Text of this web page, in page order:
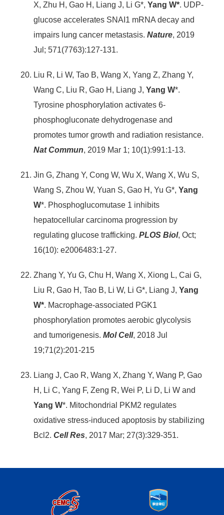
X, Zhu H, Gao H, Liang J, Li G*,Yang W*. UDP-
glucose accelerates SNAI1 mRNA decay and
impairs lung cancer metastasis.Nature, 2019
Jul; 571(7763):127-131.
Liu R, Li W, Tao B, Wang X, Yang Z, Zhang Y,
Wang C, Liu R, Gao H, Liang J,Yang W*.
Tyrosine phosphorylation activates 6-
phosphogluconate dehydrogenase and
promotes tumor growth and radiation resistance.
Nat Commun, 2019 Mar 1; 10(1):991:1-13.
Jin G, Zhang Y, Cong W, Wu X, Wang X, Wu S,
Wang S, Zhou W, Yuan S, Gao H, Yu G*,Yang
W*. Phosphoglucomutase 1 inhibits
hepatocellular carcinoma progression by
regulating glucose trafficking.PLOS Biol, Oct;
16(10): e2006483:1-27.
Zhang Y, Yu G, Chu H, Wang X, Xiong L, Cai G,
Liu R, Gao H, Tao B, Li W, Li G*, Liang J,Yang
W*. Macrophage-associated PGK1
phosphorylation promotes aerobic glycolysis
and tumorigenesis.Mol Cell, 2018 Jul
19;71(2):201-215
Liang J, Cao R, Wang X, Zhang Y, Wang P, Gao
H, Li C, Yang F, Zeng R, Wei P, Li D, Li W and
Yang W*. Mitochondrial PKM2 regulates
oxidative stress-induced apoptosis by stabilizing
Bcl2.Cell Res, 2017 Mar; 27(3):329-351.